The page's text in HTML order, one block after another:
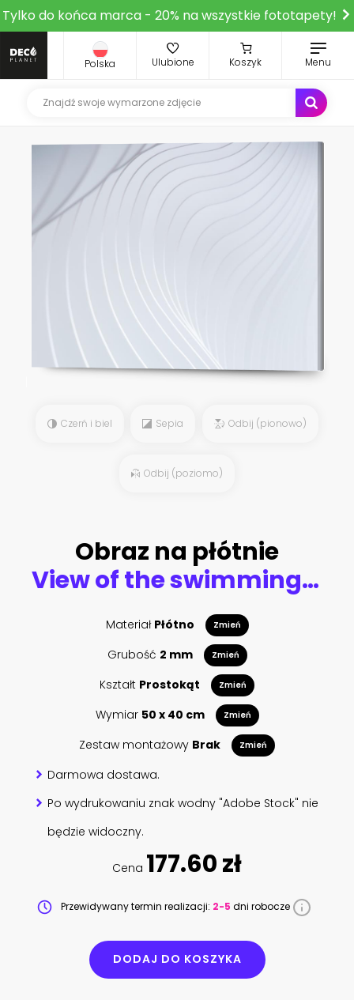
Tylko do końca marca - 20% na wszystkie fototapety!
Polska Ulubione Koszyk Menu
Czerń i biel Sepia Odbij (pionowo)
Odbij (poziomo)
Obraz na płótnie
View of the swimming pool water and sunbeds in the tropical jungle near Ubud, Bali, Indonesia , top view
Materiał Płótno Zmień
Grubość 2 mm Zmień
Kształt Prostokąt Zmień
Wymiar 50 x 40 cm Zmień
Zestaw montażowy Brak Zmień
Darmowa dostawa.
Po wydrukowaniu znak wodny "Adobe Stock" nie
będzie widoczny.
Cena 177.60 zł
Przewidywany termin realizacji: 2-5 dni robocze
DODAJ DO KOSZYKA